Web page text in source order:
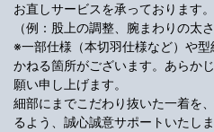
お直しサービスを承っております。
（例：股上の調整、腕まわりの太
※一部仕様（本切羽仕様など）や
かねる箇所がございます。あらか
願い申し上げます。
細部にまでこだわり抜いた一着を
るよう、誠心誠意サポートいたしま